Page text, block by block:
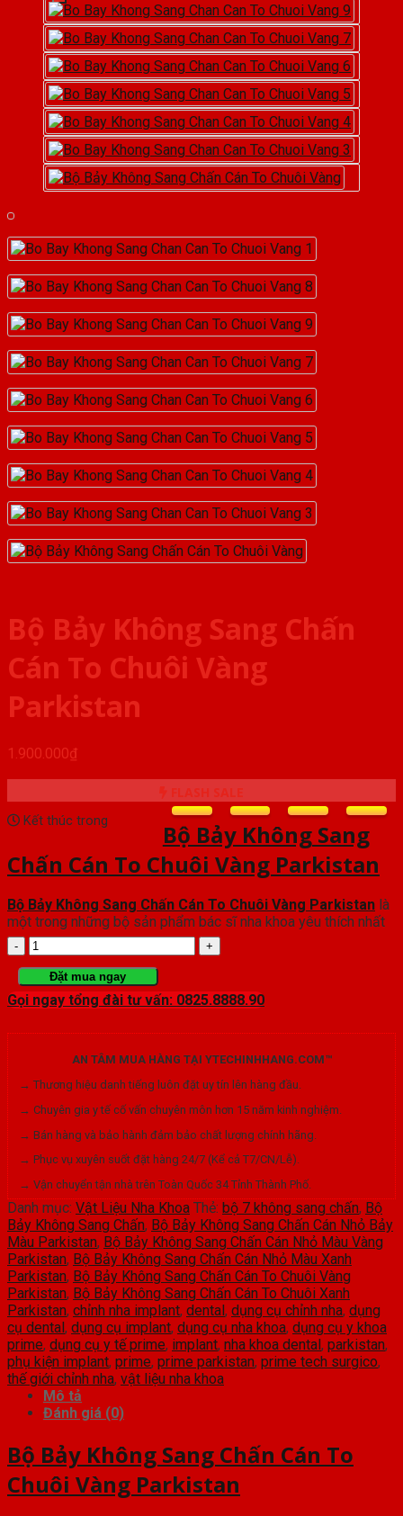
Bộ Bảy Không Sang Chấn
Cán To Chuôi Vàng
Parkistan
1.900.000₫
FLASH SALE
Kết thúc trong
Bộ Bảy Không Sang
Chấn Cán To Chuôi Vàng Parkistan
Bộ Bảy Không Sang Chấn Cán To Chuôi Vàng Parkistan là
một trong những bộ sản phẩm bác sĩ nha khoa yêu thích nhất
Bộ
Bảy
Không
Sang
To
Chuôi
Vàng
Parkistan
số
lượng
Đặt mua ngay
Gọi ngay tổng đài tư vấn: 0825.8888.90
AN TÂM MUA HÀNG TẠI YTECHINHHANG.COM™
→ Thương hiệu danh tiếng luôn đặt uy tín lên hàng đầu.
→ Chuyên gia y tế cố vấn chuyên môn hơn 15 năm kinh nghiệm.
→ Bán hàng và bảo hành đảm bảo chất lượng chính hãng.
→ Phục vụ xuyên suốt đặt hàng 24/7 (Kể cả T7/CN/Lễ).
→ Vận chuyển tận nhà trên Toàn Quốc 34 Tỉnh Thành Phố.
Danh mục: Vật Liệu Nha Khoa Thẻ: bộ 7 không sang chấn, Bộ
Bảy Không Sang Chấn, Bộ Bảy Không Sang Chấn Cán Nhỏ Bảy
Màu Parkistan, Bộ Bảy Không Sang Chấn Cán Nhỏ Màu Vàng
Parkistan, Bộ Bảy Không Sang Chấn Cán Nhỏ Màu Xanh
Parkistan, Bộ Bảy Không Sang Chấn Cán To Chuôi Vàng
Parkistan, Bộ Bảy Không Sang Chấn Cán To Chuôi Xanh
Parkistan, chỉnh nha implant, dental , dụng cụ chỉnh nha, dụng
cụ dental , dụng cụ implant, dụng cụ nha khoa, dụng cụ y khoa
prime, dụng cụ y tế prime, implant, nha khoa dental , parkistan,
phụ kiện implant, prime, prime parkistan, prime tech surgico,
thế giới chỉnh nha, vật liệu nha khoa
Mô tả
Đánh giá (0)
Bộ Bảy Không Sang Chấn Cán To
Chuôi Vàng Parkistan